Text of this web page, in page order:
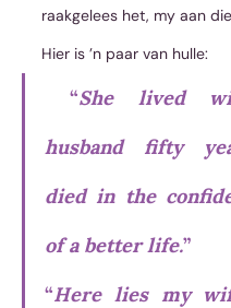
raakgelees het, my aan
Hier is ’n paar van hulle:
“She lived
husband fifty
died in the
of a better life.”
“Here lies my